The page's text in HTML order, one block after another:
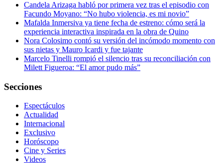
Candela Arizaga habló por primera vez tras el episodio con
Facundo Moyano: “No hubo violencia, es mi novio”
Mafalda Inmersiva ya tiene fecha de estreno: cómo será la
experiencia interactiva inspirada en la obra de Quino
Nora Colosimo contó su versión del incómodo momento con
sus nietas y Mauro Icardi y fue tajante
Marcelo Tinelli rompió el silencio tras su reconciliación con
Milett Figueroa: “El amor pudo más”
Secciones
Espectáculos
Actualidad
Internacional
Exclusivo
Horóscopo
Cine y Series
Videos